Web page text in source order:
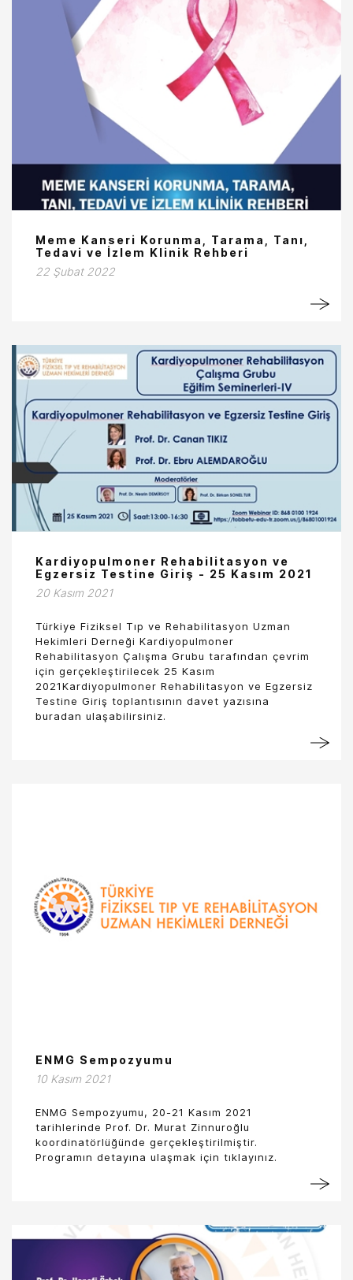
Meme Kanseri Korunma, Tarama, Tanı,
Tedavi ve İzlem Klinik Rehberi
22 Şubat 2022
Kardiyopulmoner Rehabilitasyon ve
Egzersiz Testine Giriş - 25 Kasım 2021
20 Kasım 2021
Türkiye Fiziksel Tıp ve Rehabilitasyon Uzman
Hekimleri Derneği Kardiyopulmoner
Rehabilitasyon Çalışma Grubu tarafından çevrim
için gerçekleştirilecek 25 Kasım
2021Kardiyopulmoner Rehabilitasyon ve Egzersiz
Testine Giriş toplantısının davet yazısına
buradan ulaşabilirsiniz.
ENMG Sempozyumu
10 Kasım 2021
ENMG Sempozyumu, 20-21 Kasım 2021
tarihlerinde Prof. Dr. Murat Zinnuroğlu
koordinatörlüğünde gerçekleştirilmiştir.
Programın detayına ulaşmak için tıklayınız.